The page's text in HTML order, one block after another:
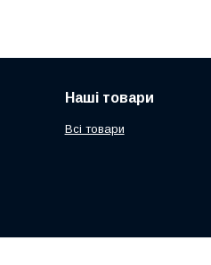
Наші товари
Всі товари